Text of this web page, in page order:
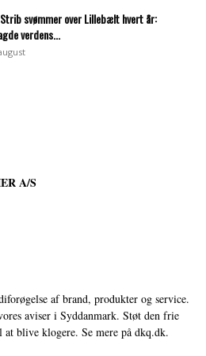
Strib svømmer over Lillebælt hvert år:
verdens...
A/S
af brand, produkter og service.
aviser i Syddanmark. Støt den frie
blive klogere. Se mere på dkq.dk.